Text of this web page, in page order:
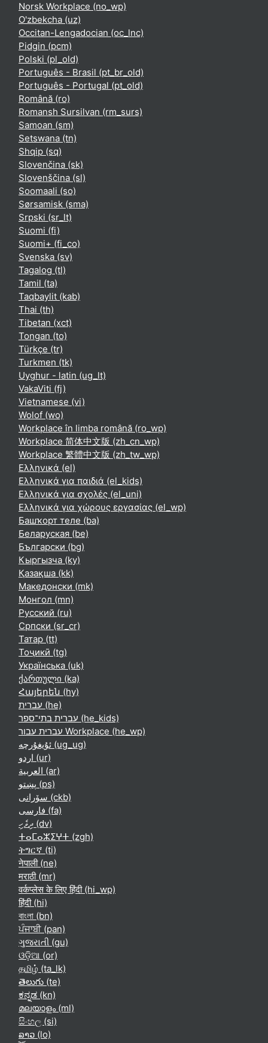
Norsk Workplace ‎(no_wp)‎
O'zbekcha ‎(uz)‎
Occitan-Lengadocian ‎(oc_lnc)‎
Pidgin ‎(pcm)‎
Polski ‎(pl_old)‎
Português - Brasil ‎(pt_br_old)‎
Português - Portugal ‎(pt_old)‎
Română ‎(ro)‎
Romansh Sursilvan ‎(rm_surs)‎
Samoan ‎(sm)‎
Setswana ‎(tn)‎
Shqip ‎(sq)‎
Slovenčina ‎(sk)‎
Slovenščina ‎(sl)‎
Soomaali ‎(so)‎
Sørsamisk ‎(sma)‎
Srpski ‎(sr_lt)‎
Suomi ‎(fi)‎
Suomi+ ‎(fi_co)‎
Svenska ‎(sv)‎
Tagalog ‎(tl)‎
Tamil ‎(ta)‎
Taqbaylit ‎(kab)‎
Thai ‎(th)‎
Tibetan ‎(xct)‎
Tongan ‎(to)‎
Türkçe ‎(tr)‎
Turkmen ‎(tk)‎
Uyghur - latin ‎(ug_lt)‎
VakaViti ‎(fj)‎
Vietnamese ‎(vi)‎
Wolof ‎(wo)‎
Workplace în limba română ‎(ro_wp)‎
Workplace 简体中文版 ‎(zh_cn_wp)‎
Workplace 繁體中文版 ‎(zh_tw_wp)‎
Ελληνικά ‎(el)‎
Ελληνικά για παιδιά ‎(el_kids)‎
Ελληνικά για σχολές ‎(el_uni)‎
Ελληνικά για χώρους εργασίας ‎(el_wp)‎
Башҡорт теле ‎(ba)‎
Беларуская ‎(be)‎
Български ‎(bg)‎
Кыргызча ‎(ky)‎
Қазақша ‎(kk)‎
Македонски ‎(mk)‎
Монгол ‎(mn)‎
Русский ‎(ru)‎
Српски ‎(sr_cr)‎
Татар ‎(tt)‎
Тоҷикӣ ‎(tg)‎
Українська ‎(uk)‎
ქართული ‎(ka)‎
Հայերեն ‎(hy)‎
עברית ‎(he)‎
עברית בתי־ספר ‎(he_kids)‎
עברית עבור Workplace ‎(he_wp)‎
ئۇيغۇرچە ‎(ug_ug)‎
اردو ‎(ur)‎
العربية ‎(ar)‎
پښتو ‎(ps)‎
سۆرانی ‎(ckb)‎
فارسی ‎(fa)‎
ދިވެހި ‎(dv)‎
ⵜⴰⵎⴰⵣⵉⵖⵜ ‎(zgh)‎
ትግርኛ ‎(ti)‎
नेपाली ‎(ne)‎
मराठी ‎(mr)‎
वर्कप्लेस के लिए हिंदी ‎(hi_wp)‎
हिंदी ‎(hi)‎
বাংলা ‎(bn)‎
ਪੰਜਾਬੀ ‎(pan)‎
ગુજરાતી ‎(gu)‎
ଓଡ଼ିଆ ‎(or)‎
தமிழ் ‎(ta_lk)‎
తెలుగు ‎(te)‎
ಕನ್ನಡ ‎(kn)‎
മലയാളം ‎(ml)‎
සිංහල ‎(si)‎
ລາວ ‎(lo)‎